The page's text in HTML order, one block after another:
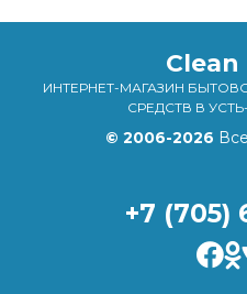
Clean
ИНТЕРНЕТ-МАГАЗИН
СРЕДСТВ В
© 2006-2026
+7 (705)